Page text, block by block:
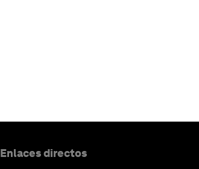
Enlaces directos